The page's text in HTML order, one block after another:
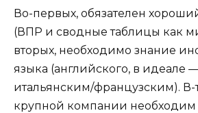
Во-первых, обязателен
(ВПР и сводные таблицы как
вторых, необходимо знание
языка (английского, в идеале
итальянским/французским). В-
крупной компании необходим